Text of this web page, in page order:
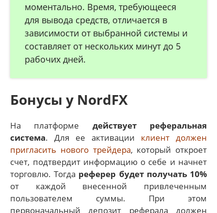
моментально. Время, требующееся
для вывода средств, отличается в
зависимости от выбранной системы и
составляет от нескольких минут до 5
рабочих дней.
Бонусы у NordFX
На платформе действует реферальная
система. Для ее активации клиент должен
пригласить нового трейдера, который откроет
счет, подтвердит информацию о себе и начнет
торговлю. Тогда реферер будет получать 10%
от каждой внесенной привлеченным
пользователем суммы. При этом
первоначальный депозит реферала должен